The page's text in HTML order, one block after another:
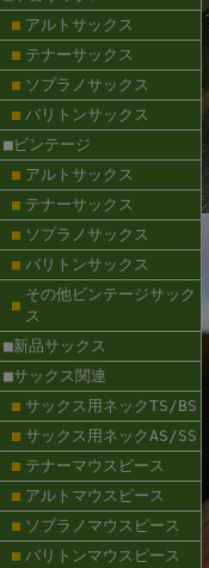
アルトサックス
テナーサックス
ソプラノサックス
バリトンサックス
■ビンテージ
アルトサックス
テナーサックス
ソプラノサックス
バリトンサックス
その他ビンテージサック
ス
■新品サックス
■サックス関連
サックス用ネックTS/BS
サックス用ネックAS/SS
テナーマウスピース
アルトマウスピース
ソプラノマウスピース
バリトンマウスピース